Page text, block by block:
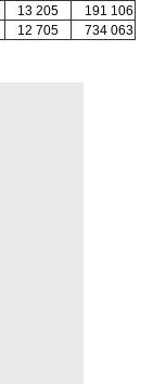
13 205
191 106
12 705 734 063